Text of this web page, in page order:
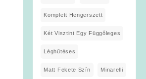
Komplett Hengerszett
Két Visztint Egy Függőleges
Léghűtéses
Matt Fekete Szín Minarelli